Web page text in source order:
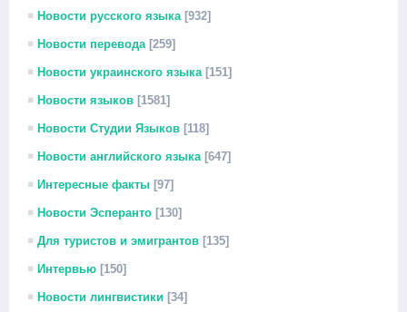
Новости русского языка [932]
Новости перевода [259]
Новости украинского языка [151]
Новости языков [1581]
Новости Студии Языков [118]
Новости английского языка [647]
Интересные факты [97]
Новости Эсперанто [130]
Для туристов и эмигрантов [135]
Интервью [150]
Новости лингвистики [34]